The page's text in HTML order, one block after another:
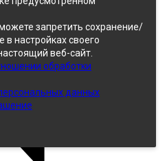
запретить сохранение/
в настройках своего
веб-сайт.
обработки
данных